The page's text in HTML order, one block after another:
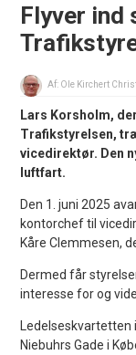
Flyver ind
Af: Ole Kirchert
Lars Korsholm,
Trafikstyrelsen,
vicedirektør. Den
luftfart.
Den 1. juni 2025
kontorchef til
Kåre Clemmesen,
Dermed får
interesse for og
Niebuhrs Gade i